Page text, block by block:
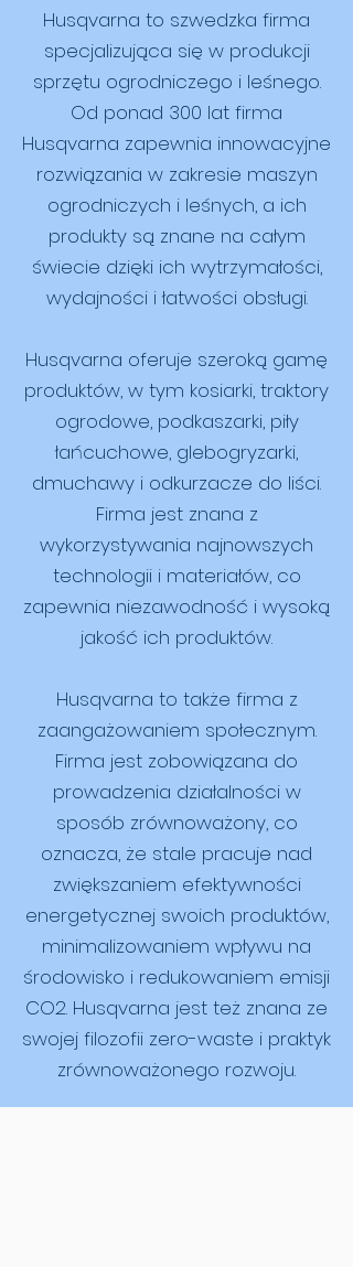
Husqvarna to szwedzka firma
specjalizująca się w produkcji
sprzętu ogrodniczego i leśnego.
Od ponad 300 lat firma
Husqvarna zapewnia innowacyjne
rozwiązania w zakresie maszyn
ogrodniczych i leśnych, a ich
produkty są znane na całym
świecie dzięki ich wytrzymałości,
wydajności i łatwości obsługi.
Husqvarna oferuje szeroką gamę
produktów, w tym kosiarki, traktory
ogrodowe, podkaszarki, piły
łańcuchowe, glebogryzarki,
dmuchawy i odkurzacze do liści.
Firma jest znana z
wykorzystywania najnowszych
technologii i materiałów, co
zapewnia niezawodność i wysoką
jakość ich produktów.
Husqvarna to także firma z
zaangażowaniem społecznym.
Firma jest zobowiązana do
prowadzenia działalności w
sposób zrównoważony, co
oznacza, że ​​stale pracuje nad
zwiększaniem efektywności
energetycznej swoich produktów,
minimalizowaniem wpływu na
środowisko i redukowaniem emisji
CO2. Husqvarna jest też znana ze
swojej filozofii zero-waste i praktyk
zrównoważonego rozwoju.